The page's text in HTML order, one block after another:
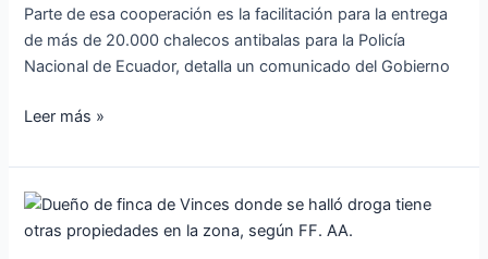
Parte de esa cooperación es la facilitación para la entrega
de más de 20.000 chalecos antibalas para la Policía
Nacional de Ecuador, detalla un comunicado del Gobierno
Leer más »
Dueño
de